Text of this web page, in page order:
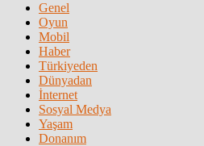
Genel
Oyun
Mobil
Haber
Türkiyeden
Dünyadan
İnternet
Sosyal Medya
Yaşam
Donanım